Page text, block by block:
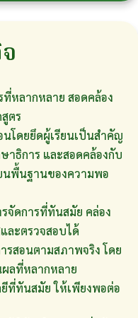
ที่หลากหลาย สอดคล้อง
ตร
โดยยึดผู้เรียนเป็นสำคัญ
าธิการ และสอดคล้องกับ
นพื้นฐานของความพอ
จัดการที่ทันสมัย คล่อง
ละตรวจสอบได้
สอนตามสภาพจริง โดย
ลที่หลากหลาย
ที่ทันสมัย ให้เพียงพอต่อ